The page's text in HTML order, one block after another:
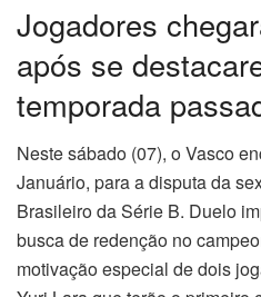
Jogadores
após se
temporada
Neste sábado (07), o Vasco
Januário, para a disputa da
Brasileiro da Série B. Duelo
busca de redenção no
motivação especial de dois